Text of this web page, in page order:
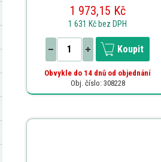
1 973,15 Kč
1 631 Kč bez DPH
Koupit
Obvykle do 14 dnů od objednání
Obj. číslo: 308228